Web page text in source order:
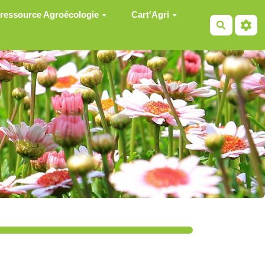
Agroécologie Cart'Agri